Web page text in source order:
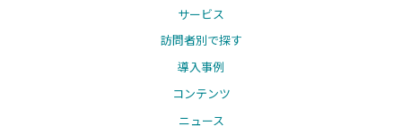
サービス
訪問者別で探す
導入事例
コンテンツ
ニュース